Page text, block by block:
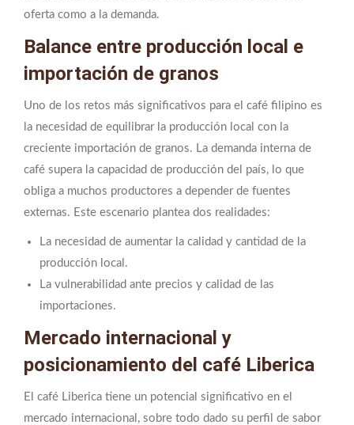
oferta como a la demanda.
Balance entre producción local e
importación de granos
Uno de los retos más significativos para el café filipino es
la necesidad de equilibrar la producción local con la
creciente importación de granos. La demanda interna de
café supera la capacidad de producción del país, lo que
obliga a muchos productores a depender de fuentes
externas. Este escenario plantea dos realidades:
La necesidad de aumentar la calidad y cantidad de la
producción local.
La vulnerabilidad ante precios y calidad de las
importaciones.
Mercado internacional y
posicionamiento del café Liberica
El café Liberica tiene un potencial significativo en el
mercado internacional, sobre todo dado su perfil de sabor